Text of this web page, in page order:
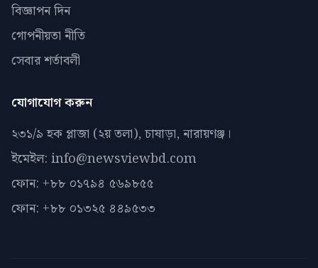
বিজ্ঞাপন দিন
গোপনীয়তা নীতি
সেবার শর্তাবলী
যোগাযোগ করুন
২৩১/৯ হক প্লাজা (২য় তলা), চাষাড়া, নারায়ণঞ্জ।
ইমেইল: info@newsviewbd.com
ফোন: +৮৮ ০১৭৯৪ ৫৬৯৮৫৫
ফোন: +৮৮ ০১৩২৫ ৪৪৯৫৩৩